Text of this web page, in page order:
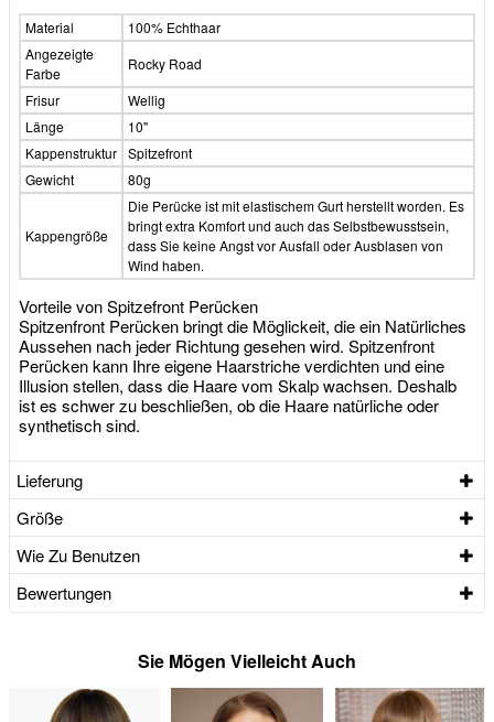
Material
100% Echthaar
Angezeigte
Farbe
Rocky Road
Frisur
Wellig
Länge
10"
Kappenstruktur Spitzefront
Gewicht
80g
Kappengröße
Die Perücke ist mit elastischem Gurt herstellt worden. Es
bringt extra Komfort und auch das Selbstbewusstsein,
dass Sie keine Angst vor Ausfall oder Ausblasen von
Wind haben.
Vorteile von Spitzefront Perücken
Spitzenfront Perücken bringt die Möglickeit, die ein Natürliches
Aussehen nach jeder Richtung gesehen wird. Spitzenfront
Perücken kann Ihre eigene Haarstriche verdichten und eine
Illusion stellen, dass die Haare vom Skalp wachsen. Deshalb
ist es schwer zu beschließen, ob die Haare natürliche oder
synthetisch sind.
Lieferung
Größe
Wie Zu Benutzen
Bewertungen
Sie Mögen Vielleicht Auch